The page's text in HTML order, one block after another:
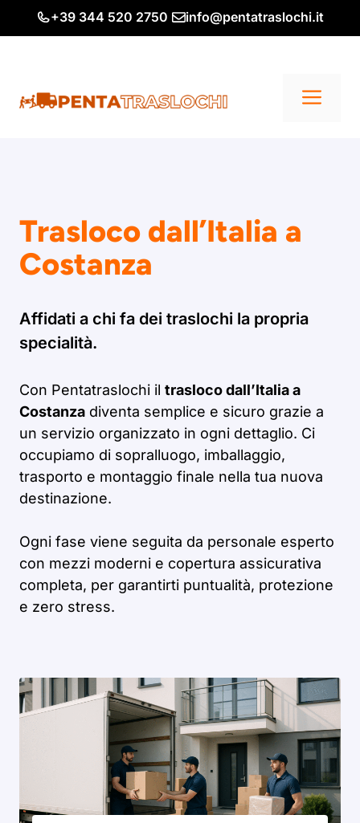
+39 344 520 2750 info@pentatraslochi.it
Trasloco dall’Italia a
Costanza
Affidati a chi fa dei traslochi la propria
specialità.
Con Pentatraslochi il trasloco dall’Italia a
Costanza diventa semplice e sicuro grazie a
un servizio organizzato in ogni dettaglio. Ci
occupiamo di sopralluogo, imballaggio,
trasporto e montaggio finale nella tua nuova
destinazione.
Ogni fase viene seguita da personale esperto
con mezzi moderni e copertura assicurativa
completa, per garantirti puntualità, protezione
e zero stress.